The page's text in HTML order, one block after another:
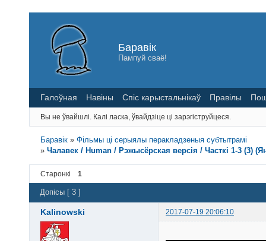
Баравік
Пампуй сваё!
Галоўная Навіны Спіс карыстальнікаў Правілы
Вы не ўвайшлі. Калі ласка, ўвайдзіце ці зарэгіструйцеся.
Баравік »Фільмы ці серыялы перакладзеныя субтытрамі
»Чалавек / Human / Рэжысёрская версія / Часткі 1-3 (3)
Старонкі 1
Допісы [ 3 ]
Kalinowski 2017-07-19 20:06:10